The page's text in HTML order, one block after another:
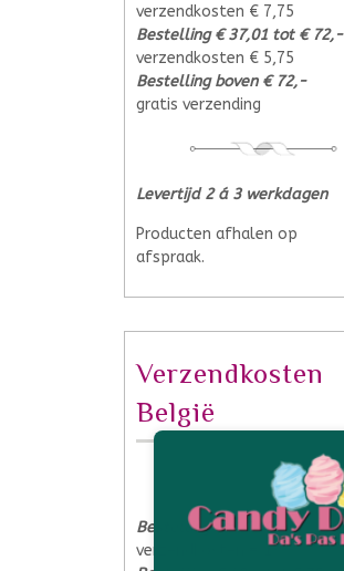
verzendkosten € 7,75
Bestelling € 37,01 tot € 72,-
verzendkosten € 5,75
Bestelling boven € 72,-
gratis verzending
Levertijd 2 á 3 werkdagen
Producten afhalen op
afspraak.
Verzendkosten
België
Bestelling tot € 40,-
verzendkosten € 13,-